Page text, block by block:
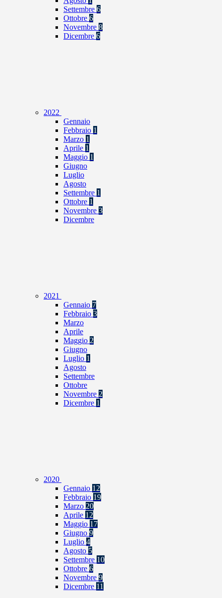
Settembre 6
Ottobre 6
Novembre 8
Dicembre 6
2022
Gennaio
Febbraio 1
Marzo 1
Aprile 1
Maggio 1
Giugno
Luglio
Agosto
Settembre 1
Ottobre 1
Novembre 3
Dicembre
2021
Gennaio 7
Febbraio 3
Marzo
Aprile
Maggio 2
Giugno
Luglio 1
Agosto
Settembre
Ottobre
Novembre 2
Dicembre 1
2020
Gennaio 12
Febbraio 19
Marzo 20
Aprile 12
Maggio 17
Giugno 9
Luglio 4
Agosto 5
Settembre 10
Ottobre 6
Novembre 9
Dicembre 11